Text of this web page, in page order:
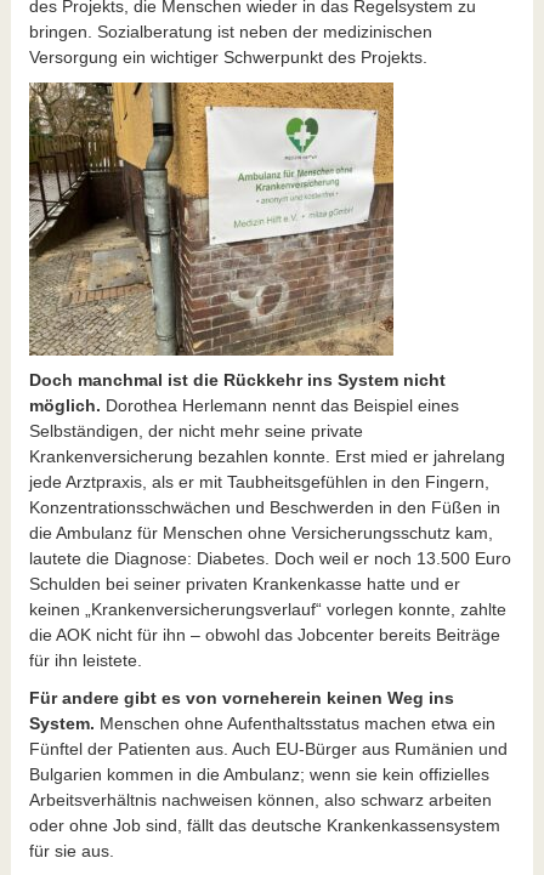
des Projekts, die Menschen wieder in das Regelsystem zu
bringen. Sozialberatung ist neben der medizinischen
Versorgung ein wichtiger Schwerpunkt des Projekts.
Doch manchmal ist die Rückkehr ins System nicht
möglich. Dorothea Herlemann nennt das Beispiel eines
Selbständigen, der nicht mehr seine private
Krankenversicherung bezahlen konnte. Erst mied er jahrelang
jede Arztpraxis, als er mit Taubheitsgefühlen in den Fingern,
Konzentrationsschwächen und Beschwerden in den Füßen in
die Ambulanz für Menschen ohne Versicherungsschutz kam,
lautete die Diagnose: Diabetes. Doch weil er noch 13.500 Euro
Schulden bei seiner privaten Krankenkasse hatte und er
keinen
„Krankenversicherungsverlauf“ vorlegen konnte, zahlte
die AOK nicht für ihn – obwohl das Jobcenter bereits Beiträge
für ihn leistete.
Für andere gibt es von vorneherein keinen Weg ins
System. Menschen ohne Aufenthaltsstatus machen etwa ein
Fünftel der Patienten aus. Auch EU-Bürger aus Rumänien und
Bulgarien kommen in die Ambulanz; wenn sie kein offizielles
Arbeitsverhältnis nachweisen können, also schwarz arbeiten
oder ohne Job sind, fällt das deutsche Krankenkassensystem
für sie aus.